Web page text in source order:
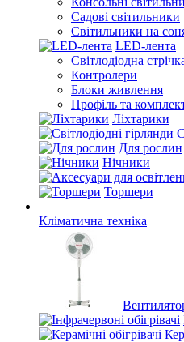
Садові світильники
Світильники на
LED-лента
Світлодіодна
Контролери
Блоки живлення
Профіль та
Ліхтарики
Для рослин
Нічники
Торшери
Кліматична техніка